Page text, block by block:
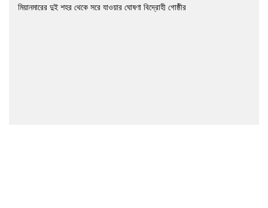
মিয়ানমারের দুই শহর থেকে সরে যাওয়ার ঘোষণা বিদ্রোহী গোষ্ঠীর